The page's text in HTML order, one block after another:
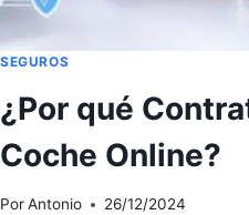
SEGUROS
¿Por qué
Coche Online?
PorAntonio 26/12/2024